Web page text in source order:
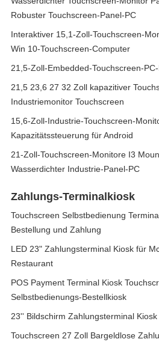
Robuster Touchscreen-Panel-PC
Interaktiver 15,1-Zoll-Touchscreen-
Win 10-Touchscreen-Computer
21,5-Zoll-Embedded-Touchscreen-
21,5 23,6 27 32 Zoll kapazitiver
Industriemonitor Touchscreen
15,6-Zoll-Industrie-Touchscreen-
Kapazitätssteuerung für Android
21-Zoll-Touchscreen-Monitore I3
Wasserdichter Industrie-Panel-PC
Zahlungs-Terminalkiosk
Touchscreen Selbstbedienung
Bestellung und Zahlung
LED 23" Zahlungsterminal Kiosk für
Restaurant
POS Payment Terminal Kiosk
Selbstbedienungs-Bestellkiosk
23'' Bildschirm Zahlungsterminal
Touchscreen 27 Zoll Bargeldlose